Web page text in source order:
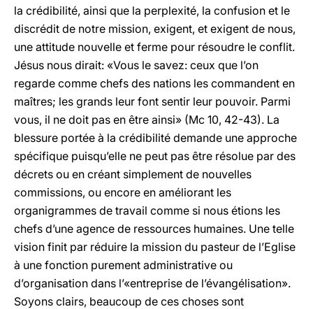
la crédibilité, ainsi que la perplexité, la confusion et le
discrédit de notre mission, exigent, et exigent de nous,
une attitude nouvelle et ferme pour résoudre le conflit.
Jésus nous dirait: «Vous le savez: ceux que l’on
regarde comme chefs des nations les commandent en
maîtres; les grands leur font sentir leur pouvoir. Parmi
vous, il ne doit pas en être ainsi» (Mc 10, 42-43). La
blessure portée à la crédibilité demande une approche
spécifique puisqu’elle ne peut pas être résolue par des
décrets ou en créant simplement de nouvelles
commissions, ou encore en améliorant les
organigrammes de travail comme si nous étions les
chefs d’une agence de ressources humaines. Une telle
vision finit par réduire la mission du pasteur de l’Eglise
à une fonction purement administrative ou
d’organisation dans l’«entreprise de l’évangélisation».
Soyons clairs, beaucoup de ces choses sont